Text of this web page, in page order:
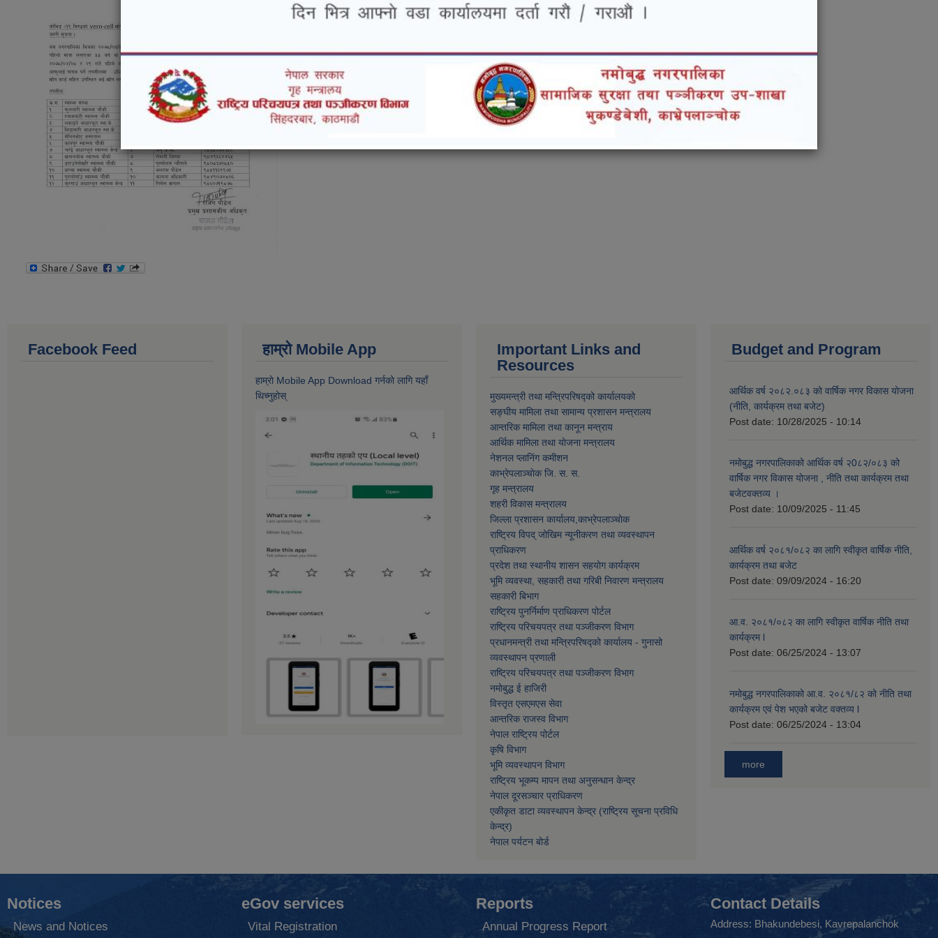
Facebook Feed हाम्राे Mobile App
हाम्राे Mobile App Download गर्नकाे लागि यहाँ
थिच्नुहोस्‌
Important Links and
Resources
मुख्यमन्त्री तथा मन्त्रिपरिषद्को कार्यालयको
सङ्घीय मामिला तथा सामान्य प्रशासन मन्त्रालय
आन्तरिक मामिला तथा कानून मन्त्राय
आर्थिक मामिला तथा याेजना मन्त्रालय
नेशनल प्लानिंग कमीशन
काभ्रेपलाञ्चाेक जि. स. स.
गृह मन्त्रालय
शहरी विकास मन्त्रालय
जिल्ला प्रशासन कार्यालय,काभ्रेपलाञ्चाेक
राष्ट्रिय विपद् जोखिम न्यूनीकरण तथा व्यवस्थापन
प्राधिकरण
प्रदेश तथा स्थानीय शासन सहयोग कार्यक्रम
भूमि व्यवस्था, सहकारी तथा गरिबी निवारण मन्त्रालय
सहकारी बिभाग
राष्ट्रिय पुनर्निर्माण प्राधिकरण पोर्टल
राष्ट्रिय परिचयपत्र तथा पञ्जीकरण विभाग
प्रधानमन्त्री तथा मन्त्रिपरिषद्को कार्यालय - गुनासो
व्यवस्थापन प्रणाली
राष्ट्रिय परिचयपत्र तथा पञ्जीकरण विभाग
नमाेबुद्ध ई हाजिरी
विस्तृत एसएमएस सेवा
आन्तरिक राजस्व विभाग
नेपाल राष्ट्रिय पोर्टल
कृषि विभाग
भूमि व्यवस्थापन विभाग
राष्ट्रिय भूकम्प मापन तथा अनुसन्धान केन्द्र
नेपाल दूरसञ्चार प्राधिकरण
एकीकृत डाटा व्यवस्थापन केन्द्र (राष्ट्रिय सूचना प्रविधि
केन्द्र)
नेपाल पर्यटन बोर्ड
Budget and Program
आर्थिक वर्ष २०८२.०८३ को वार्षिक नगर विकास योजना
(नीति, कार्यक्रम तथा बजेट)
Post date: 10/28/2025 - 10:14
नमोबुद्ध नगरपालिकाको आर्थिक वर्ष २0८२/०८३ को
वार्षिक नगर विकास योजना , नीति तथा कार्यक्रम तथा
बजेटवक्तव्य ।
Post date: 10/09/2025 - 11:45
आर्थिक वर्ष २०८१/०८२ का लागि स्वीकृत वार्षिक नीति,
कार्यक्रम तथा बजेट
Post date: 09/09/2024 - 16:20
आ.व. २०८१/०८२ का लागि स्वीकृत वार्षिक नीति तथा
कार्यक्रम l
Post date: 06/25/2024 - 13:07
नमोबुद्ध नगरपालिकाको आ‍.व. २०८१/८२ को नीति तथा
कार्यक्रम एवं पेश भएको बजेट वक्तव्य l
Post date: 06/25/2024 - 13:04
more
Notices
News and Notices
eGov services
Vital Registration
Reports
Annual Progress Report
Contact Details
Address: Bhakundebesi, Kavrepalanchok